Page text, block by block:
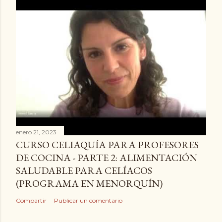
enero 21, 2023
CURSO CELIAQUÍA PARA PROFESORES
DE COCINA - PARTE 2: ALIMENTACIÓN
SALUDABLE PARA CELÍACOS
(PROGRAMA EN MENORQUÍN)
Compartir Publicar un comentario